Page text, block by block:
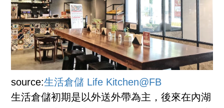
source:生活倉儲 Life Kitchen@FB
生活倉儲初期是以外送外帶為主，後來在內湖